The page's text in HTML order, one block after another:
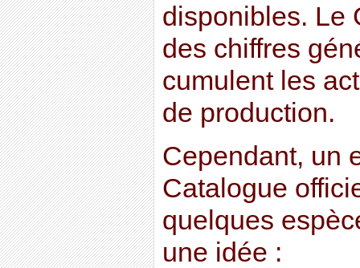
disponibles. Le
des chiffres
cumulent les
de production.
Cependant, un
Catalogue
quelques
une idée :